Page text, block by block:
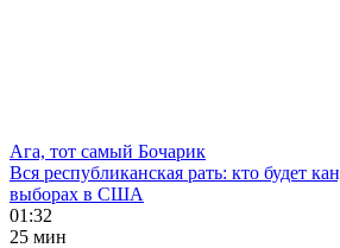
Ага, тот самый Бочарик
Вся республиканская рать: кто будет
выборах в США
01:32
25 мин